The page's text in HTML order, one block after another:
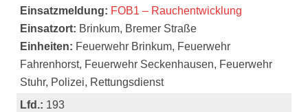
Einsatzmeldung: FOB1 – Rauchentwicklung
Einsatzort: Brinkum, Bremer Straße
Einheiten: Feuerwehr Brinkum, Feuerwehr
Fahrenhorst, Feuerwehr Seckenhausen, Feuerwehr
Stuhr, Polizei, Rettungsdienst
Lfd.: 193